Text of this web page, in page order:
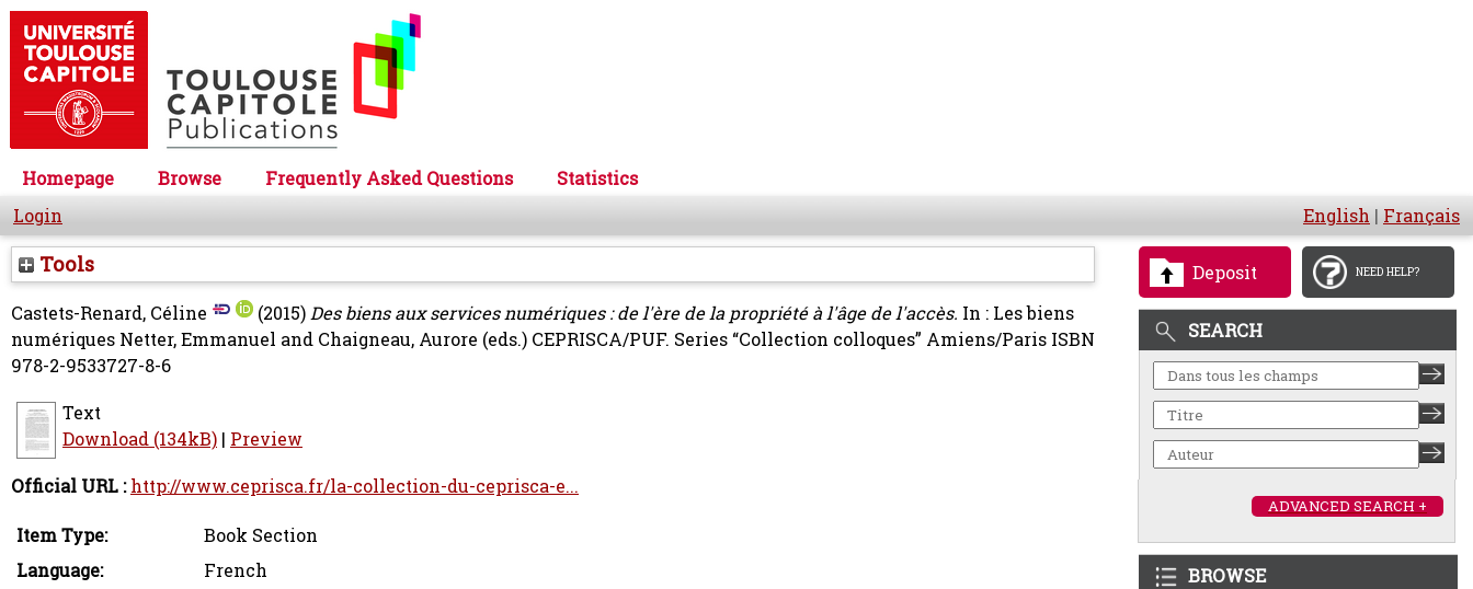
Homepage Browse Frequently Asked Questions
Statistics
Login
English | Français
Deposit NEED HELP?
SEARCH
ADVANCED SEARCH +
BROWSE
Tools
Castets-Renard, Céline (2015)Des biens aux services numériques : de l'ère de la propriété à l'âge de l'accès. In : Les biens
numériques Netter, Emmanuel and Chaigneau, Aurore (eds.) CEPRISCA/PUF. Series “Collection colloques” Amiens/Paris ISBN
978-2-9533727-8-6
Text
Download (134kB) | Preview
Official URL : http://www.ceprisca.fr/la-collection-du-ceprisca-e...
Item Type:
Book Section
Language:
French